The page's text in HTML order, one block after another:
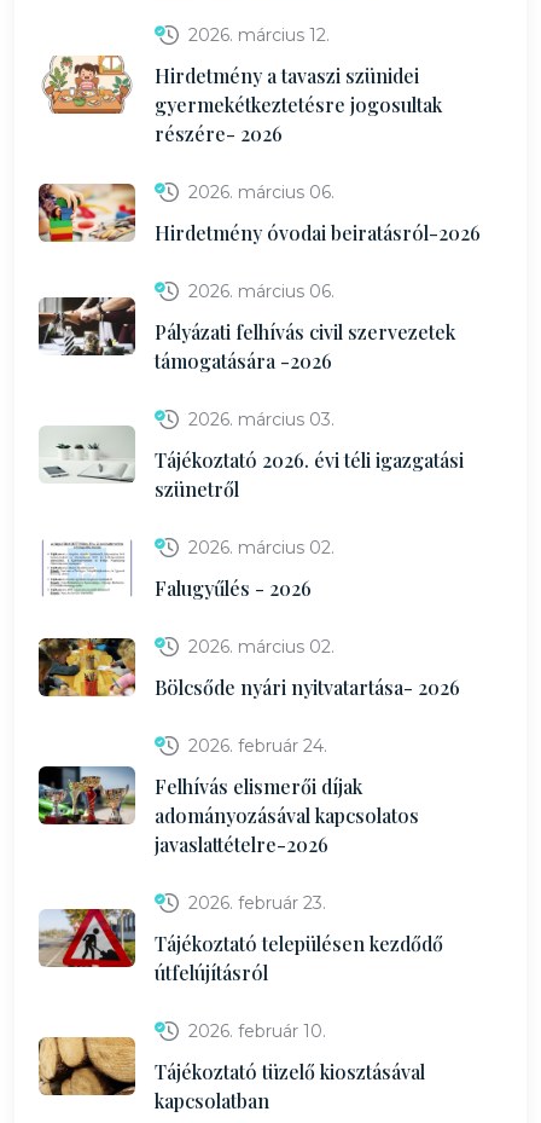
2026. március 12.
Hirdetmény a tavaszi szünidei
gyermekétkeztetésre jogosultak
részére- 2026
2026. március 06.
Hirdetmény óvodai beiratásról-2026
2026. március 06.
Pályázati felhívás civil szervezetek
támogatására -2026
2026. március 03.
Tájékoztató 2026. évi téli igazgatási
szünetről
2026. március 02.
Falugyűlés - 2026
2026. március 02.
Bölcsőde nyári nyitvatartása- 2026
2026. február 24.
Felhívás elismerői díjak
adományozásával kapcsolatos
javaslattételre-2026
2026. február 23.
Tájékoztató településen kezdődő
útfelújításról
2026. február 10.
Tájékoztató tüzelő kiosztásával
kapcsolatban